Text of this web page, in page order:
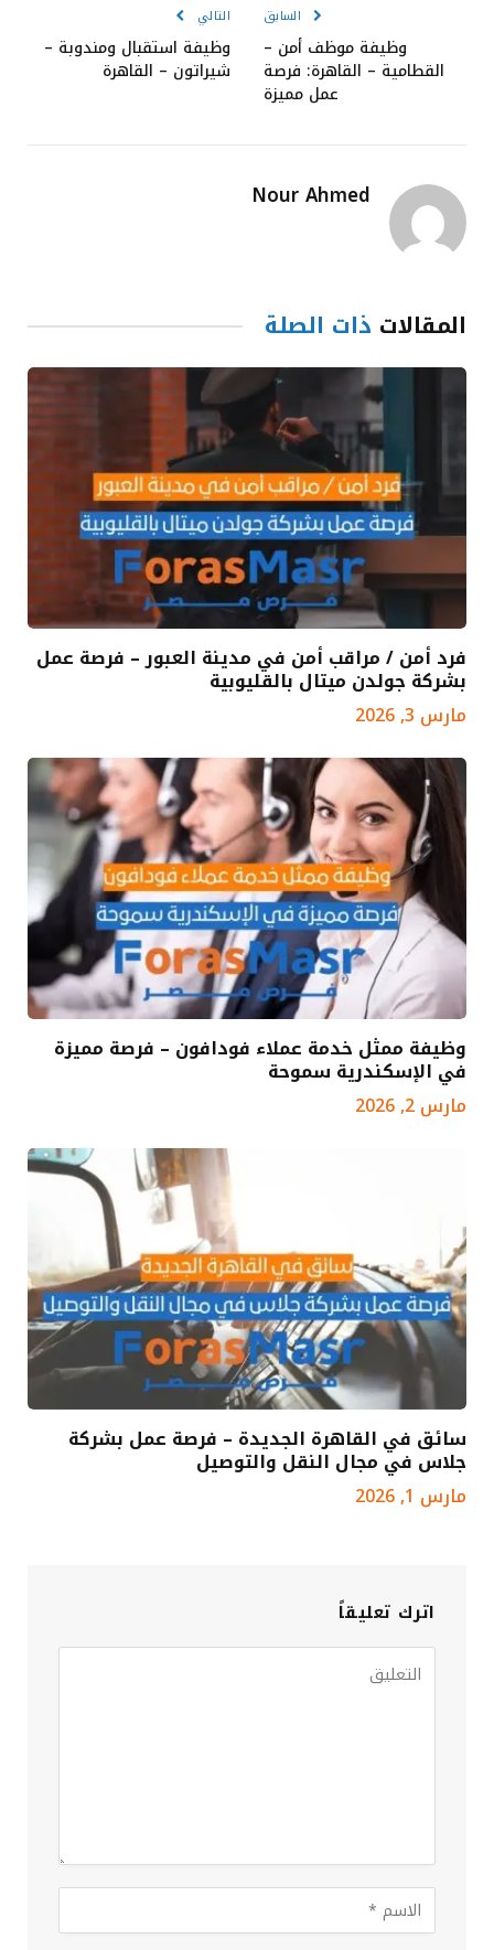
السابق
وظيفة موظف أمن –
القطامية – القاهرة: فرصة
عمل مميزة
التالي
وظيفة استقبال ومندوبة –
شيراتون – القاهرة
Nour Ahmed
المقالات ذات الصلة
فرد أمن / مراقب أمن في مدينة العبور – فرصة عمل
بشركة جولدن ميتال بالقليوبية
مارس 3, 2026
وظيفة ممثل خدمة عملاء فودافون – فرصة مميزة
في الإسكندرية سموحة
مارس 2, 2026
سائق في القاهرة الجديدة – فرصة عمل بشركة
جلاس في مجال النقل والتوصيل
مارس 1, 2026
اترك تعليقاً